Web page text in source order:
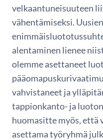
velkaantuneisuuteen
vähentämiseksi.
alentaminen lienee
olemme asettaneet
vahvistaneet ja
tappionkanto- ja
huomasitte myös,
asettama työryhmä